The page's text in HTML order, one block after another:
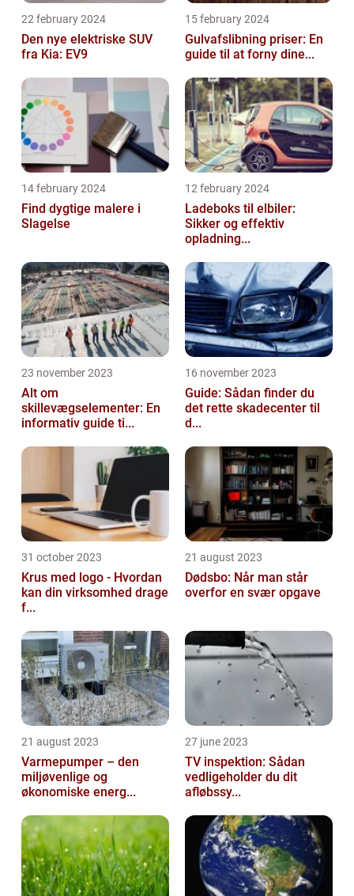
22 february 2024
Den nye elektriske SUV
fra Kia: EV9
15 february 2024
Gulvafslibning priser: En
guide til at forny dine...
14 february 2024
Find dygtige malere i
Slagelse
12 february 2024
Ladeboks til elbiler:
Sikker og effektiv
opladning...
23 november 2023
Alt om
skillevægselementer: En
informativ guide ti...
16 november 2023
Guide: Sådan finder du
det rette skadecenter til
d...
31 october 2023
Krus med logo - Hvordan
kan din virksomhed drage
f...
21 august 2023
Dødsbo: Når man står
overfor en svær opgave
21 august 2023
Varmepumper – den
miljøvenlige og
økonomiske energ...
27 june 2023
TV inspektion: Sådan
vedligeholder du dit
afløbssy...